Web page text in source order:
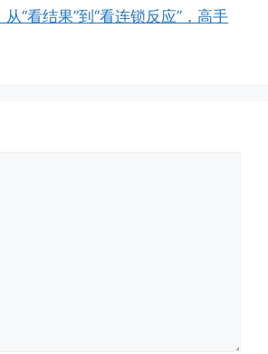
“看结果”到“看连锁反应”，高手